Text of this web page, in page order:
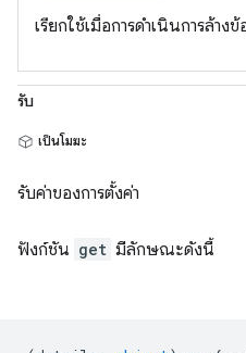
เรียกใช้เมื่อการดำเนินการล้า
รับ
เป็นโมฆะ
รับค่าของการตั้งค่า
ฟังก์ชัน get มีลักษณะดังนี้